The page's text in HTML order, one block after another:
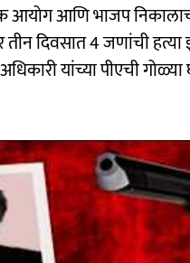
आयोग आणि भाजप
तीन दिवसात 4 जणांची
यांच्या पीएची गोळ्या